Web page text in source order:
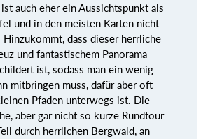
auch eher ein Aussichtspunkt als
und in den meisten Karten nicht
Hinzukommt, dass dieser herrliche
und fantastischem Panorama
ist, sodass man ein wenig
mitbringen muss, dafür aber oft
Pfaden unterwegs ist. Die
aber gar nicht so kurze Rundtour
durch herrlichen Bergwald, an